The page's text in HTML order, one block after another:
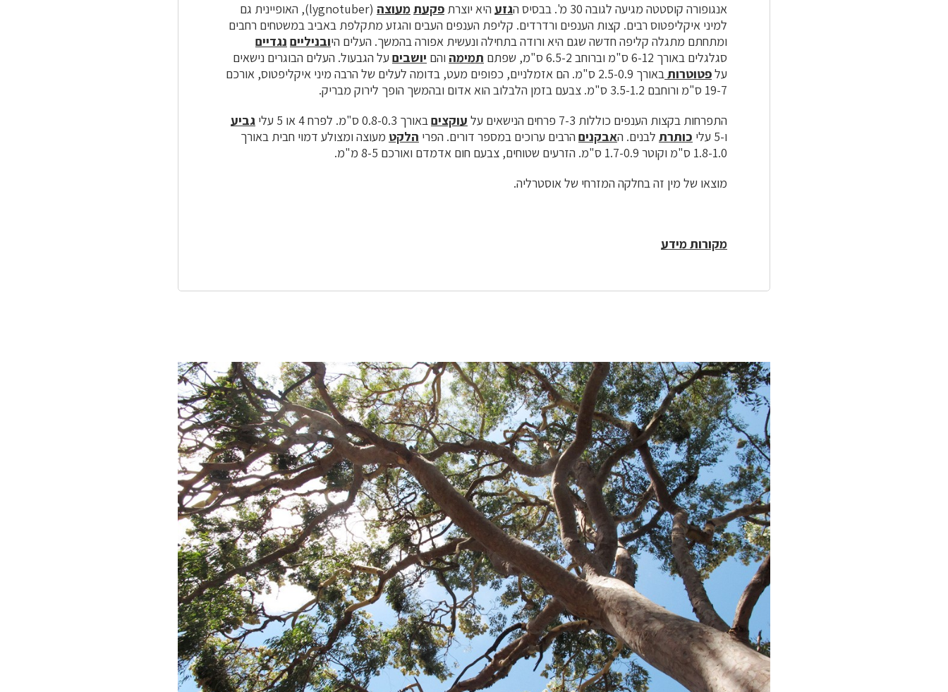
אנגופורה קוסטטה מגיעה לגובה 30 מ'. בבסיס ה גזע היא יוצרת פקעתמעוצה
(lygnotuber), האופיינית גם
למיני איקליפטוס רבים. קצות הענפים ורדרדים. קליפת הענפים העבים והגזע מתקלפת באביב במשטחים רחבים
ומתחתם מתגלה קליפה חדשה שגם היא ורודה בתחילה ונעשית אפורה בהמשך. העלים היובניליים נגדיים
סגלגלים באורך 6-12 ס"מ וברוחב 6.5-2 ס"מ, שפתם
תמימה והם יושבים על הגבעול. העלים הבוגרים נישאים
עלפטוטרות
באורך 2.5-0.9 ס"מ. הם אזמלניים, כפופים מעט, בדומה לעלים של הרבה מיני איקליפטוס, אורכם
19-7 ס"מ ורוחבם 3.5-1.2 ס"מ. צבעם בזמן הלבלוב הוא אדום ובהמשך הופך לירוק מבריק.
התפרחות בקצות הענפים כוללות 7-3 פרחים הנישאים על
עוקציםבאורך 0.8-0.3 ס"מ. לפרח 4 או 5 עלי
גביע
ו-5 עלי
כותרת לבנים. האבקנים הרבים ערוכים במספר דורים. הפרי הלקט מעוצה ומצולע דמוי חבית באורך
1.8-1.0 ס"מ וקוטר 1.7-0.9 ס"מ. הזרעים שטוחים, צבעם חום אדמדם ואורכם 8-5 מ"מ.
מוצאו של מין זה בחלקה המזרחי של אוסטרליה.
מקורות מידע